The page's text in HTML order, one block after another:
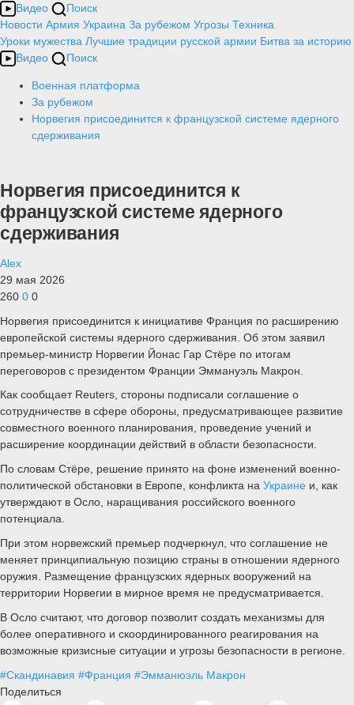
Видео
Поиск
Новости Армия Украина За рубежом Угрозы Техника
Уроки мужества Лучшие традиции русской армии Битва за историю
Видео
Поиск
Военная платформа
За рубежом
Норвегия присоединится к французской системе ядерного
сдерживания
Норвегия присоединится к
французской системе ядерного
сдерживания
Alex
29 мая 2026
260 0 0
Норвегия присоединится к инициативе Франция по расширению
европейской системы ядерного сдерживания. Об этом заявил
премьер-министр Норвегии Йонас Гар Стёре по итогам
переговоров с президентом Франции Эммануэль Макрон.
Как сообщает Reuters, стороны подписали соглашение о
сотрудничестве в сфере обороны, предусматривающее развитие
совместного военного планирования, проведение учений и
расширение координации действий в области безопасности.
По словам Стёре, решение принято на фоне изменений военно-
политической обстановки в Европе, конфликта на Украине и, как
утверждают в Осло, наращивания российского военного
потенциала.
При этом норвежский премьер подчеркнул, что соглашение не
меняет принципиальную позицию страны в отношении ядерного
оружия. Размещение французских ядерных вооружений на
территории Норвегии в мирное время не предусматривается.
В Осло считают, что договор позволит создать механизмы для
более оперативного и скоординированного реагирования на
возможные кризисные ситуации и угрозы безопасности в регионе.
#Скандинавия #Франция #Эмманюэль Макрон
Поделиться